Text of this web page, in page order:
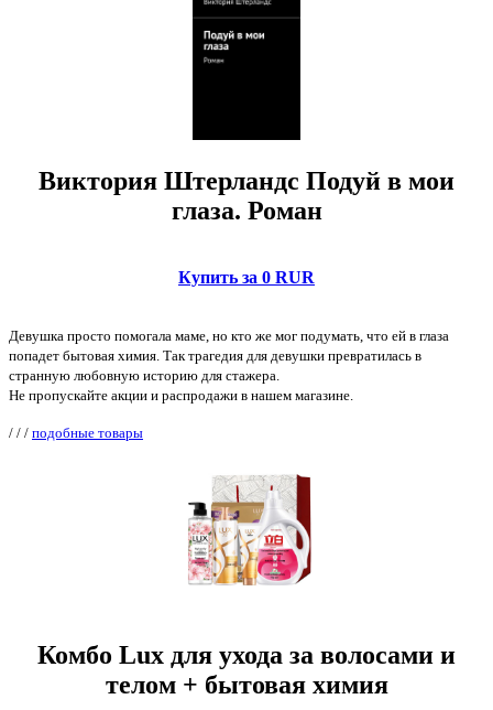
Виктория Штерландс Подуй в мои
глаза. Роман
Купить за 0 RUR
Девушка просто помогала маме, но кто же мог подумать, что ей в глаза
попадет бытовая химия. Так трагедия для девушки превратилась в
странную любовную историю для стажера.
Не пропускайте акции и распродажи в нашем магазине.
/ / / подобные товары
Комбо Lux для ухода за волосами и
телом + бытовая химия